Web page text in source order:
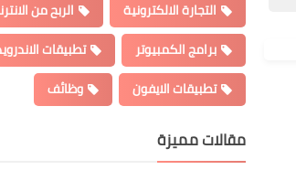
التجارة الالكترونية
الربح من
برامج الكمبيوتر
تطبيقات
تطبيقات الايفون
وظائف
مقالات مميزة